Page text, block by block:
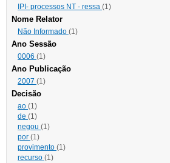
IPI- processos NT - ressa (1)
Nome Relator
Não Informado (1)
Ano Sessão
0006 (1)
Ano Publicação
2007 (1)
Decisão
ao (1)
de (1)
negou (1)
por (1)
provimento (1)
recurso (1)